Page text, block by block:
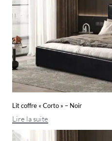
Lit coffre « Corto » – Noir
Lire la suite